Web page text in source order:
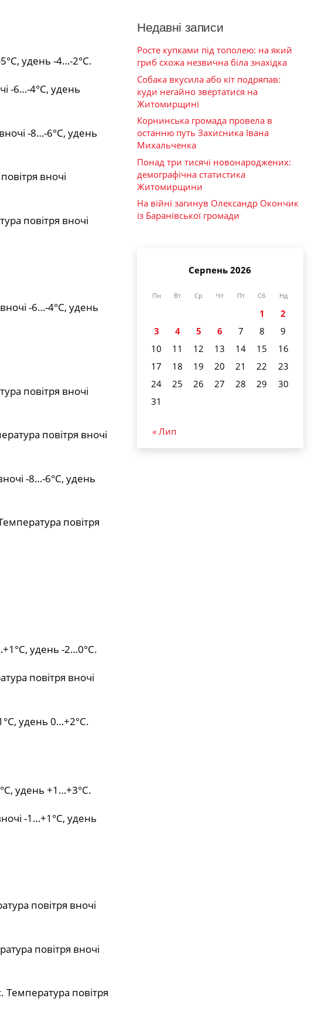
удень -4…-2°С.
-6…-4°С, удень
-8…-6°С, удень
вночі
повітря вночі
-6…-4°С, удень
повітря вночі
повітря вночі
-8…-6°С, удень
повітря
удень -2…0°С.
повітря вночі
удень 0…+2°С.
удень +1…+3°С.
-1…+1°С, удень
повітря вночі
повітря вночі
Температура повітря
Недавні записи
Росте купками під тополею: на який
гриб схожа незвична біла знахідка
Собака вкусила або кіт подряпав:
куди негайно звертатися на
Житомирщині
Корнинська громада провела в
останню путь Захисника Івана
Михальченка
Понад три тисячі новонароджених:
демографічна статистика
Житомирщини
На війні загинув Олександр Окончик
із Баранівської громади
Серпень 2026
Пн Вт Ср Чт Пт Сб Нд
1
2
3
4 5 6 7 8
9
10
11 12 13 14 15
16
17
18 19 20 21 22
23
24
25 26 27 28 29
30
31
« Лип